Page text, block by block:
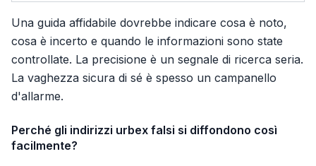
Una guida affidabile dovrebbe indicare cosa è noto,
cosa è incerto e quando le informazioni sono state
controllate. La precisione è un segnale di ricerca seria.
La vaghezza sicura di sé è spesso un campanello
d'allarme.
Perché gli indirizzi urbex falsi si diffondono così
facilmente?